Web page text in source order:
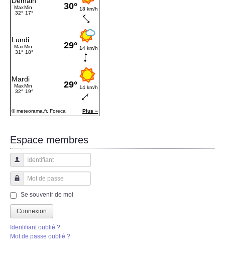
Espace membres
Identifiant
Mot de passe
Se souvenir de moi
Connexion
Identifiant oublié ?
Mot de passe oublié ?